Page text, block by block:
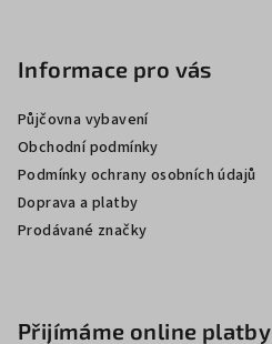
Informace pro vás
Půjčovna vybavení
Obchodní podmínky
Podmínky ochrany osobních údajů
Doprava a platby
Prodávané značky
Přijímáme online platby